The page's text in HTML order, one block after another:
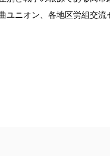
ニオン、各地区労組交